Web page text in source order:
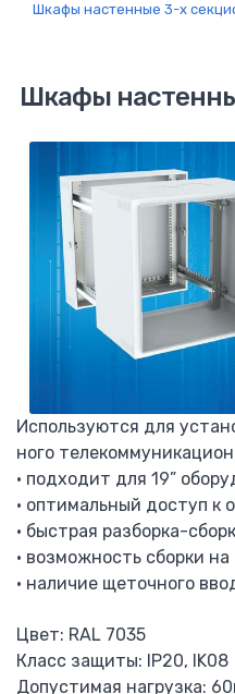
Диспетчеризация
Программирование
Установка электрощита
Каталог
Mitsubishi Electric
ПЛК Alpha
ПЛК FX
Панели оператора GOT
FR-D 700-SC
F-D740
FR-F746
Автоматические
Тепловые реле TH-N
Контактор MS-N
Преобразователь
Lovato Electric
Приборы
Трансформаторы тока
Мультиметры
Шкафы настенные 3-х
Шкафы
Используются для
ного
• подходит для 19”
• оптимальный доступ к
• быстрая разборка-
• возможность сборки на
• наличие щеточного
Цвет: RAL 7035
Класс защиты: IP20, IK08
Допустимая нагрузка: